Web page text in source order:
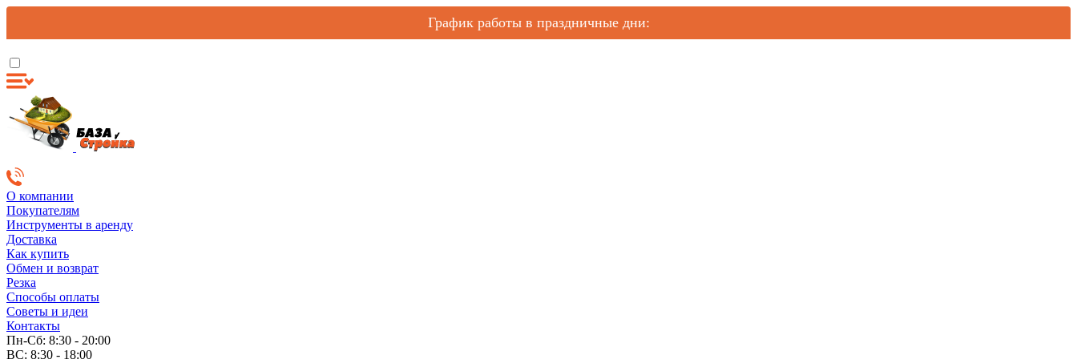
График работы в праздничные дни:
О компании
Покупателям
Инструменты в аренду
Доставка
Как купить
Обмен и возврат
Резка
Способы оплаты
Советы и идеи
Контакты
Пн-Сб: 8:30 - 20:00
ВС: 8:30 - 18:00